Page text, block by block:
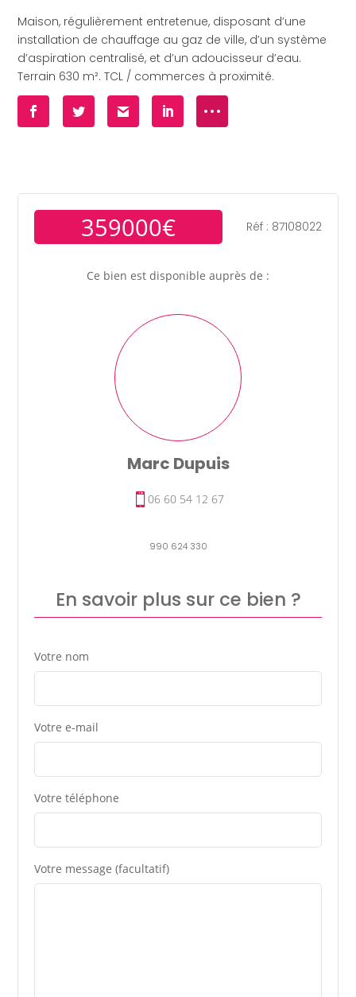
Maison, régulièrement entretenue, disposant d’une
installation de chauffage au gaz de ville, d’un système
d’aspiration centralisé, et d’un adoucisseur d’eau.
Terrain 630 m². TCL / commerces à proximité.
359000€ Réf : 87108022
Ce bien est disponible auprès de :
Marc Dupuis
990 624 330
06 60 54 12 67
En savoir plus sur ce bien ?
Votre nom
Votre e-mail
Votre téléphone
Votre message (facultatif)